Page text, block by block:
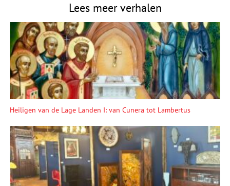
Lees meer verhalen
Heiligen van de Lage Landen I: van Cunera tot Lambertus